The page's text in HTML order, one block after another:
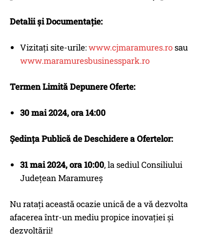
Detalii și Documentație:
Vizitați site-urile:www.cjmaramures.rosau
www.maramuresbusinesspark.ro
Termen Limită Depunere Oferte:
30 mai 2024, ora 14:00
Ședința Publică de Deschidere a Ofertelor:
31 mai 2024, ora 10:00, la sediul Consiliului
Județean Maramureș
Nu ratați această ocazie unică de a vă dezvolta
afacerea într-un mediu propice inovației și
dezvoltării!